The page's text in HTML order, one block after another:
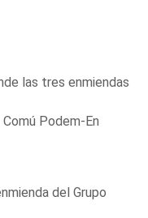
las tres enmiendas
Podem-En
del Grupo